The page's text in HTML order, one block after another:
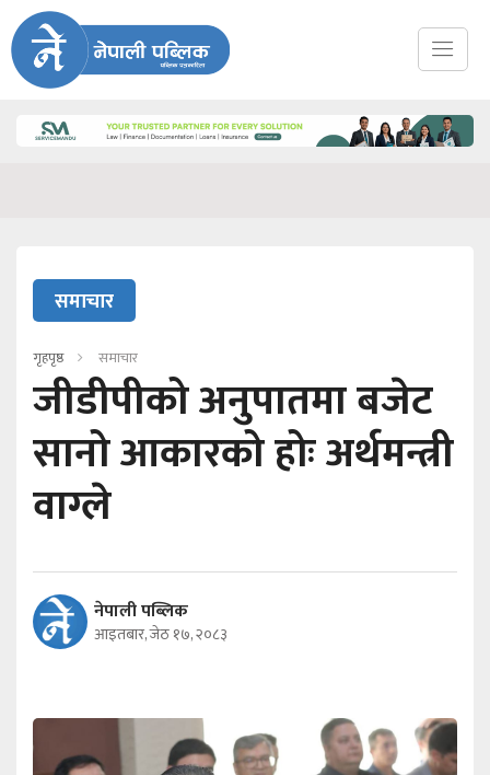
समाचार
गृहपृष्ठ समाचार
जीडीपीको अनुपातमा बजेट
सानो आकारको होः अर्थमन्त्री
वाग्ले
नेपाली पब्लिक
आइतबार, जेठ १७, २०८३